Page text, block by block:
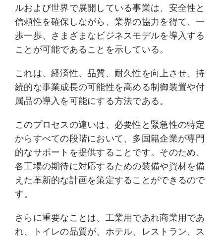
ルおよび世界で展開している事業は、安全性と
信頼性を確保しながら、業界の協力を得て、一
歩一歩、さまざまなビジネスモデルを導入する
ことが可能であることを示している。
これは、経済性、品質、耐久性を向上させ、持
続的な事業成長の可能性を高める制御装置や付
属品の導入を可能にする方法である。
このプロセスの違いは、必要性と緊急性の特定
からすべての段階において、多国籍企業が専門
的なサポートを提供することです。そのため、
各工場の期待に対応するための装備や資材を備
えた革新的な計画を策定することができるので
す。
さらに重要なことは、工業用であれ商業用であ
れ、トイレの品質が、ホテル、レストラン、ス